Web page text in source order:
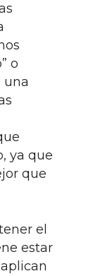
o
una
ya que
que
el
estar